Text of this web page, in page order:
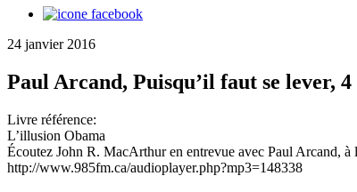
24 janvier 2016
Paul Arcand, Puisqu’il faut se lever, 4
Livre référence:
L’illusion Obama
Écoutez John R. MacArthur en entrevue avec Paul Arcand, à
http://www.985fm.ca/audioplayer.php?mp3=148338